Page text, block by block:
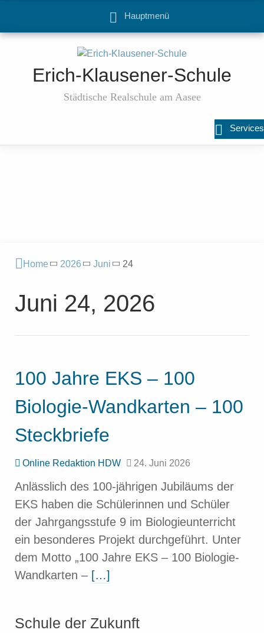
Hauptmenü
Erich-Klausener-Schule
Städtische Realschule am Aasee
Services
Home 2026 Juni 24
Juni 24, 2026
100 Jahre EKS – 100
Biologie-Wandkarten – 100
Steckbriefe
Online Redaktion HDW 24. Juni 2026
Anlässlich des 100-jährigen Jubiläums der
EKS haben die Schülerinnen und Schüler
der Jahrgangsstufe 9 im Biologieunterricht
ein besonderes Projekt durchgeführt. Unter
dem Motto „100 Jahre EKS – 100 Biologie-
Wandkarten – […]
Schule der Zukunft